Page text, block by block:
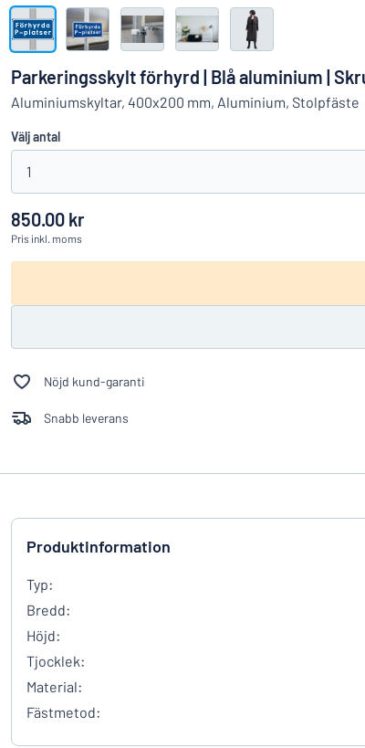
Visa alla kategorier
Logga
in
Kundservice
Privatperson
Parkeringsskylt förhyrd | Blå aluminium |
Aluminiumskyltar, 400x200 mm, Aluminium, Stolpfäste
Välj antal
1
850.00 kr
Pris inkl. moms
Nöjd kund-garanti
Snabb leverans
Produktinformation
Typ:
Bredd:
Höjd:
Tjocklek:
Material:
Fästmetod: